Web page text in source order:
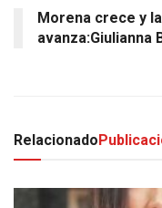
Morena crece y
avanza:Giulianna
Relacionado